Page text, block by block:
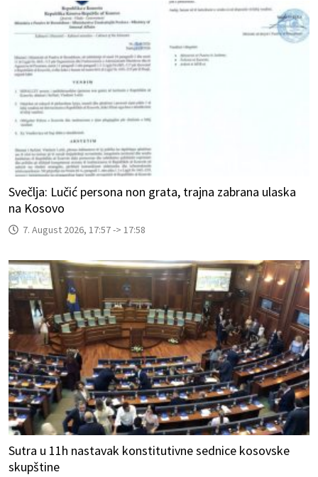
Svečlja: Lučić persona non grata, trajna zabrana ulaska
na Kosovo
7. August 2026, 17:57 -> 17:58
Sutra u 11h nastavak konstitutivne sednice kosovske
skupštine